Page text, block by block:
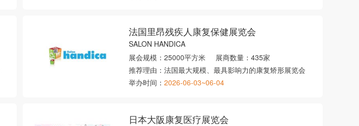
法国里昂残疾人康复保健展览会
SALON HANDICA
展会规模： 25000平方米 展商数量： 435家
推荐理由： 法国最大规模、最具影响力的康复矫形展览会
举办时间： 2026-06-03~06-04
日本大阪康复医疗展览会